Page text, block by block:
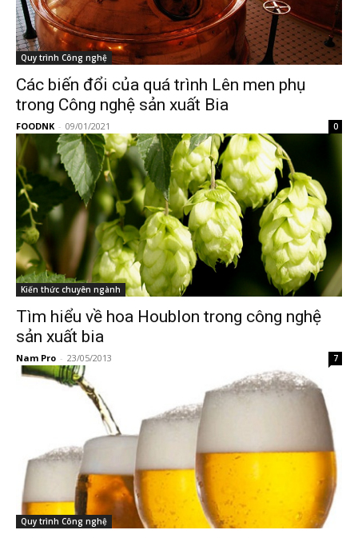
Quy trình Công nghệ
Các biến đổi của quá trình Lên men phụ
trong Công nghệ sản xuất Bia
FOODNK - 09/01/2021 0
Kiến thức chuyên ngành
Tìm hiểu về hoa Houblon trong công nghệ
sản xuất bia
Nam Pro - 23/05/2013 7
Quy trình Công nghệ